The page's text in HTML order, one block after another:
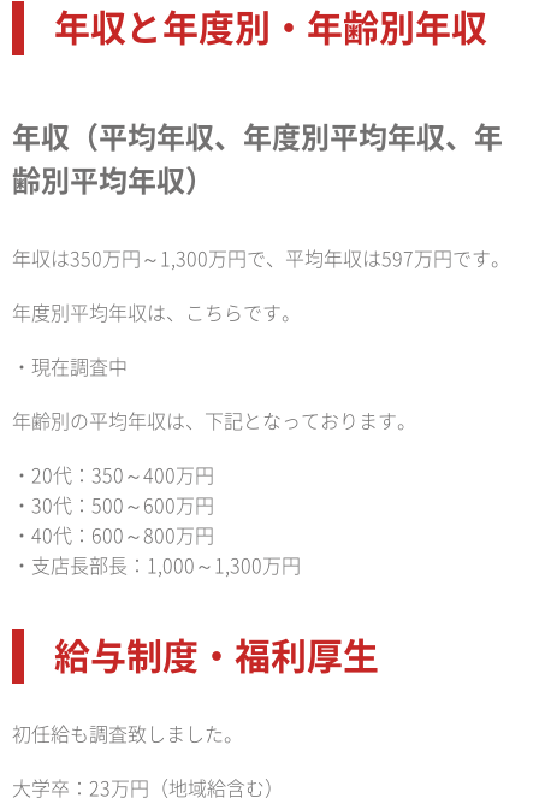
年収と年度別・年齢別年収
年収（平均年収、年度別平均年収、年
齢別平均年収）
年収は350万円～1,300万円で、平均年収は597万円です。
年度別平均年収は、こちらです。
・現在調査中
年齢別の平均年収は、下記となっております。
・20代：350～400万円
・30代：500～600万円
・40代：600～800万円
・支店長部長：1,000～1,300万円
給与制度・福利厚生
初任給も調査致しました。
大学卒：23万円（地域給含む）